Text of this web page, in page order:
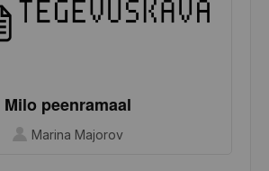
Milo peenramaal
Marina Majorov